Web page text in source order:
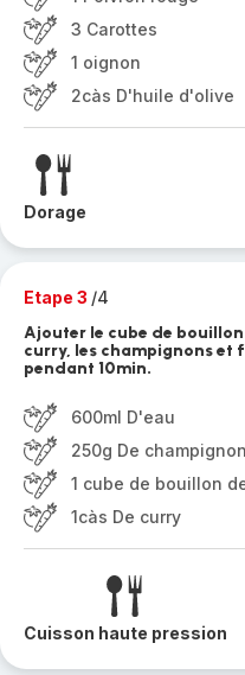
3 Carottes
1 oignon
2càs D'huile d'olive
Dorage
Etape 3 /4
Ajouter le cube de
curry, les champignons et
pendant 10min.
600ml D'eau
250g De
1 cube de bouillon
1càs De curry
Cuisson haute pression